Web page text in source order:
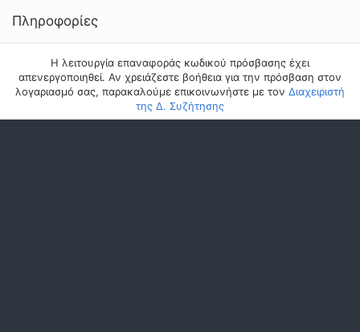
Πληροφορίες
Η λειτουργία επαναφοράς κωδικού πρόσβασης έχει
απενεργοποιηθεί. Αν χρειάζεστε βοήθεια για την πρόσβαση στον
λογαριασμό σας, παρακαλούμε επικοινωνήστε με τον Διαχειριστή
της Δ. Συζήτησης